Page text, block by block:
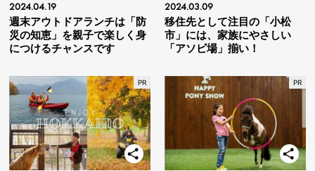
2024.04.19
週末アウトドアランチは「防
災の知恵」を親子で楽しく身
につけるチャンスです
2024.03.09
移住先として注目の「小松
市」には、家族にやさしい
「アソビ場」揃い！